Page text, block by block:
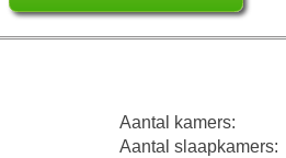
Aantal kamers:
Aantal slaapkamers: